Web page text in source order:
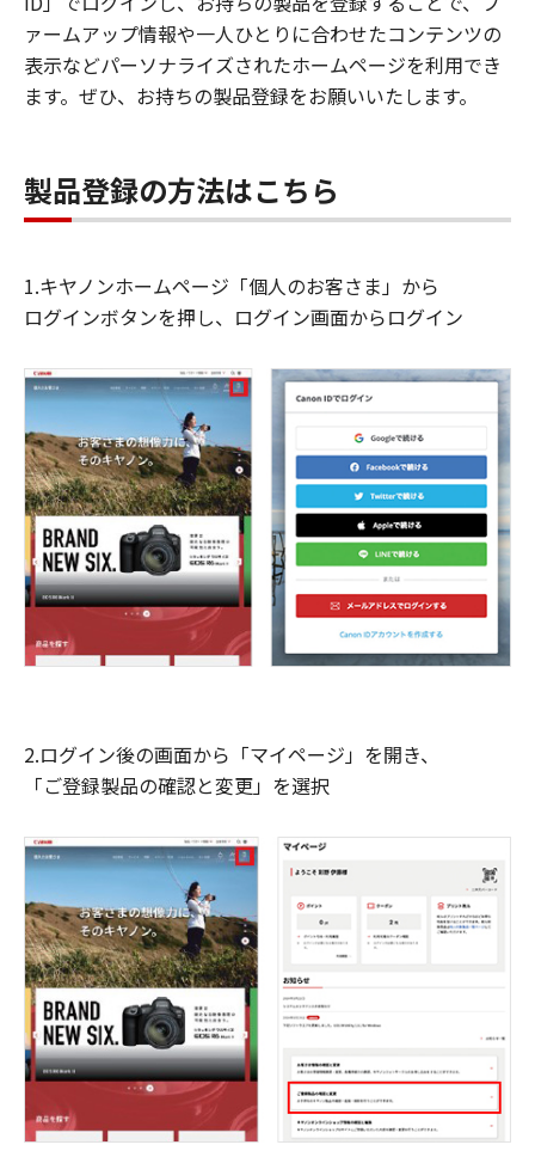
ァームアップ情報や一人ひとりに合わせたコンテンツの
表示などパーソナライズされたホームページを利用でき
ます。ぜひ、お持ちの製品登録をお願いいたします。
製品登録の方法はこちら
1.キヤノンホームページ「個人のお客さま」から
ログインボタンを押し、ログイン画面からログイン
2.ログイン後の画面から「マイページ」を開き、
「ご登録製品の確認と変更」を選択